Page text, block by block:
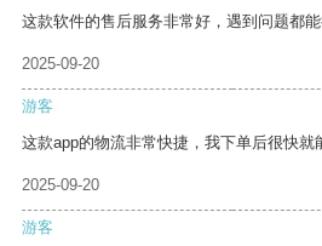
这款软件的售后服务非常好，遇到问题都能
2025-09-20
游客
这款app的物流非常快捷，我下单后很快就
2025-09-20
游客